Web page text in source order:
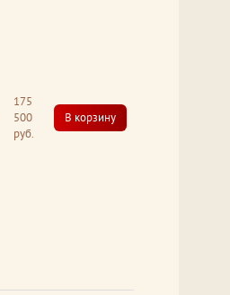
175
500
руб.
В корзину